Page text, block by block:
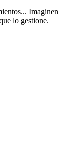
Imaginen
lo gestione.